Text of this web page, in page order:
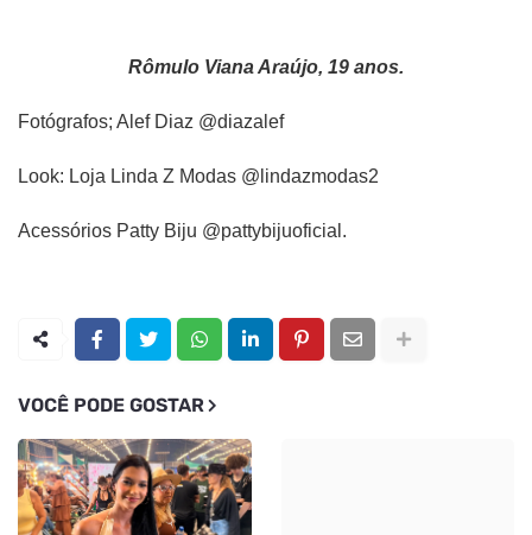
Rômulo Viana Araújo, 19 anos.
Fotógrafos; Alef Diaz @diazalef
Look: Loja Linda Z Modas @lindazmodas2
Acessórios Patty Biju @pattybijuoficial.
VOCÊ PODE GOSTAR